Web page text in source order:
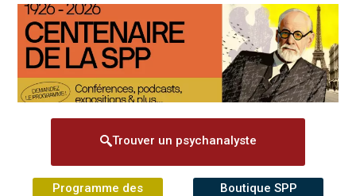
Trouver un psychanalyste
Programme des
Boutique SPP